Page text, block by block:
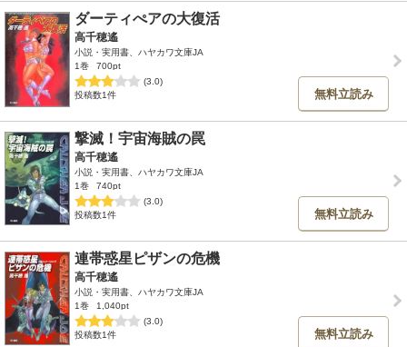
ダーティぺアの大復活
高千穂遙
小説・実用書、ハヤカワ文庫JA
1巻
700pt
(3.0)
投稿数1件
無料立読み
撃滅！宇宙海賊の罠
高千穂遙
小説・実用書、ハヤカワ文庫JA
1巻
740pt
(3.0)
投稿数1件
無料立読み
連帯惑星ピザンの危機
高千穂遙
小説・実用書、ハヤカワ文庫JA
1巻
1,040pt
(3.0)
投稿数1件
無料立読み